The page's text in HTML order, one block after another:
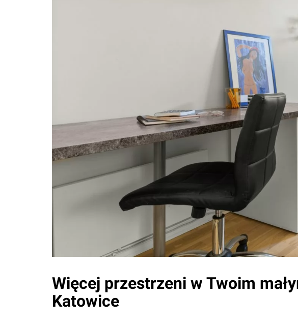
Więcej przestrzeni w Twoim
Katowice